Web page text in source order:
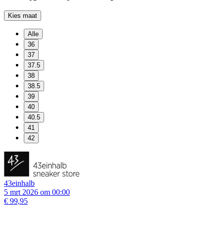
Kies maat
Alle
36
37
37.5
38
38.5
39
40
40.5
41
42
43einhalb
5 mrt 2026 om 00:00
€ 99,95